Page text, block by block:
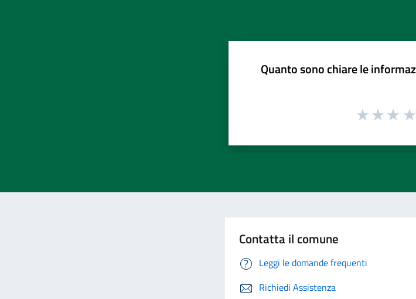
Quanto sono chiare le
Contatta il comune
Leggi le domande frequenti
Richiedi Assistenza